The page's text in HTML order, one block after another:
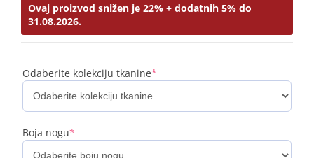
Ovaj proizvod snižen je 22% + dodatnih 5% do
31.08.2026.
Odaberite kolekciju tkanine*
Boja nogu*